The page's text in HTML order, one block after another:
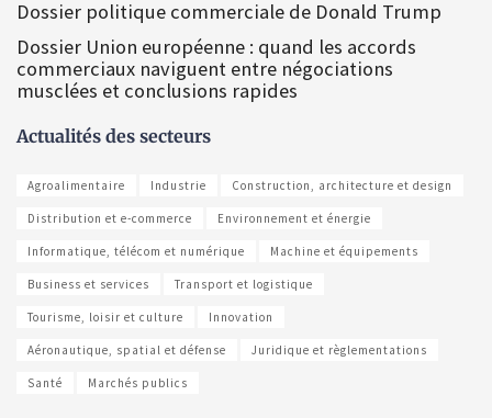
Dossier politique commerciale de Donald Trump
Dossier Union européenne : quand les accords
commerciaux naviguent entre négociations
musclées et conclusions rapides
Actualités des secteurs
Agroalimentaire Industrie Construction, architecture et design
Distribution et e-commerce Environnement et énergie
Informatique, télécom et numérique Machine et équipements
Business et services Transport et logistique
Tourisme, loisir et culture Innovation
Aéronautique, spatial et défense Juridique et règlementations
Santé Marchés publics